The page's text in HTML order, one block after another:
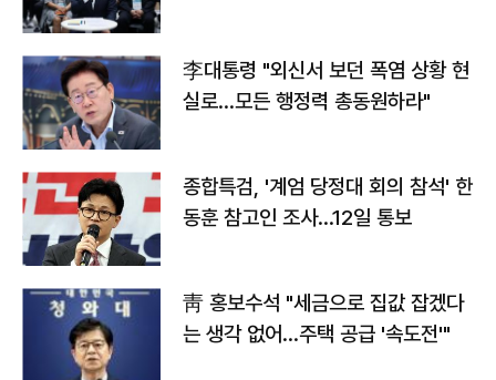
李대통령 "외신서 보던 폭염 상황 현
실로…모든 행정력 총동원하라"
종합특검, '계엄 당정대 회의 참석' 한
동훈 참고인 조사...12일 통보
靑 홍보수석 "세금으로 집값 잡겠다
는 생각 없어…주택 공급 '속도전'"